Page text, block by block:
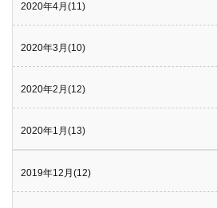
2020年4月(11)
2020年3月(10)
2020年2月(12)
2020年1月(13)
2019年12月(12)